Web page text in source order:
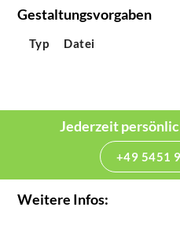
Gestaltungsvorgaben
Typ Datei
Jederzeit
+49 5451
Weitere Infos: